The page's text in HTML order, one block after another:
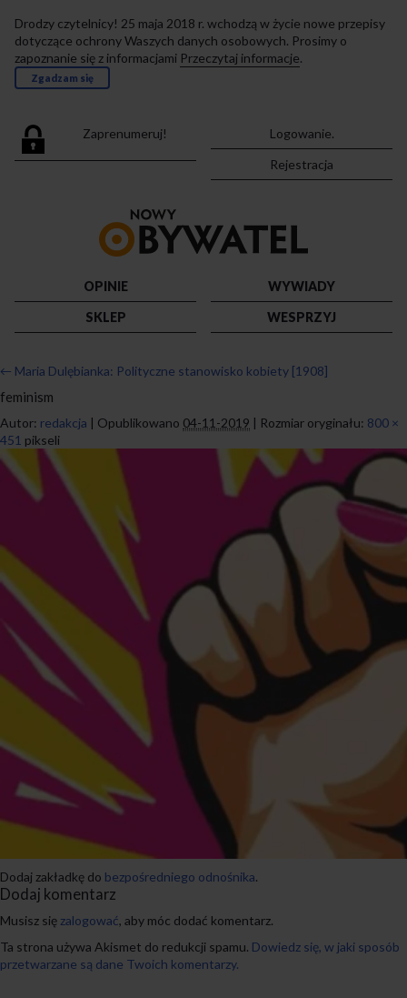
Drodzy czytelnicy! 25 maja 2018 r. wchodzą w życie nowe przepisy
dotyczące ochrony Waszych danych osobowych. Prosimy o
zapoznanie się z informacjami Przeczytaj informacje.
Zgadzam się
Zaprenumeruj!
Logowanie.
Rejestracja
strony
OPINIE
WYWIADY
SKLEP
WESPRZYJ
← Maria Dulębianka: Polityczne stanowisko kobiety [1908]
feminism
Autor: redakcja | Opublikowano 04-11-2019 | Rozmiar oryginału: 800 ×
451 pikseli
Dodaj zakładkę do bezpośredniego odnośnika.
Dodaj komentarz
Musisz się zalogować, aby móc dodać komentarz.
Ta strona używa Akismet do redukcji spamu. Dowiedz się, w jaki sposób
przetwarzane są dane Twoich komentarzy.